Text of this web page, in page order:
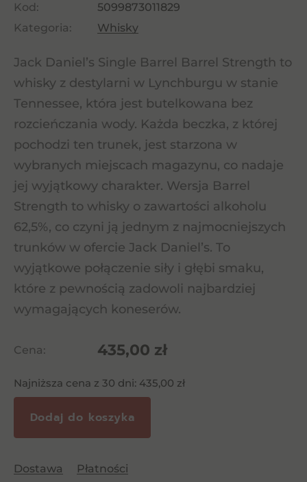
Kod:
5099873011829
Kategoria:
Whisky
Jack Daniel’s Single Barrel Barrel Strength to
whisky z destylarni w Lynchburgu w stanie
Tennessee, która jest butelkowana bez
rozcieńczania wody. Każda beczka, z której
pochodzi ten trunek, jest starzona w
wybranych miejscach magazynu, co nadaje
jej wyjątkowy charakter. Wersja Barrel
Strength to whisky o zawartości alkoholu
62,5%, co czyni ją jednym z najmocniejszych
trunków w ofercie Jack Daniel’s. To
wyjątkowe połączenie siły i głębi smaku,
które z pewnością zadowoli najbardziej
wymagających koneserów.
Cena: 435,00 zł
Najniższa cena z 30 dni: 435,00 zł
Dodaj do koszyka
Dostawa Płatności